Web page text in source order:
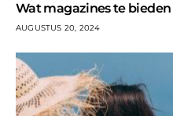
Wat magazines te
AUGUSTUS 20, 2024